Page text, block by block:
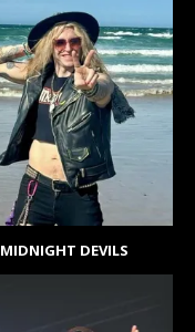
MIDNIGHT DEVILS